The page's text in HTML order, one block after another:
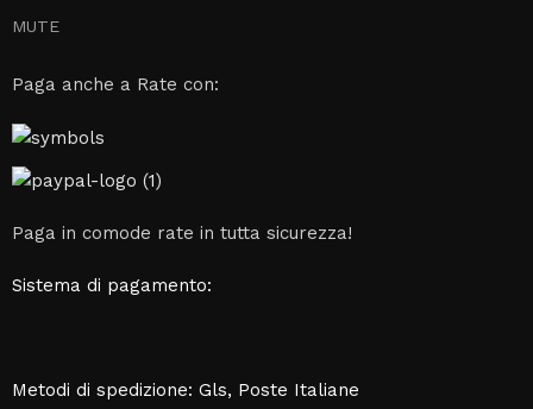
MUTE
Paga anche a Rate con:
Paga in comode rate in tutta sicurezza!
Sistema di pagamento:
Metodi di spedizione: Gls, Poste Italiane